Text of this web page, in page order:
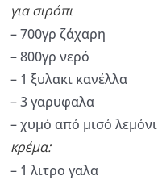
για σιρόπι
– 700γρ ζάχαρη
– 800γρ νερό
– 1 ξυλακι κανέλλα
– 3 γαρυφαλα
– χυμό από μισό λεμόνι
κρέμα:
– 1 λιτρο γαλα